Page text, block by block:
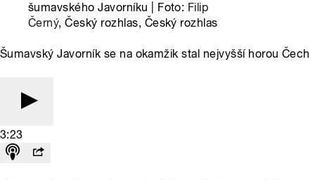
šumavského Javorníku | Foto: Filip
Černý, Český rozhlas, Český rozhlas
Šumavský Javorník se na okamžik stal nejvyšší horou Čech
3:23